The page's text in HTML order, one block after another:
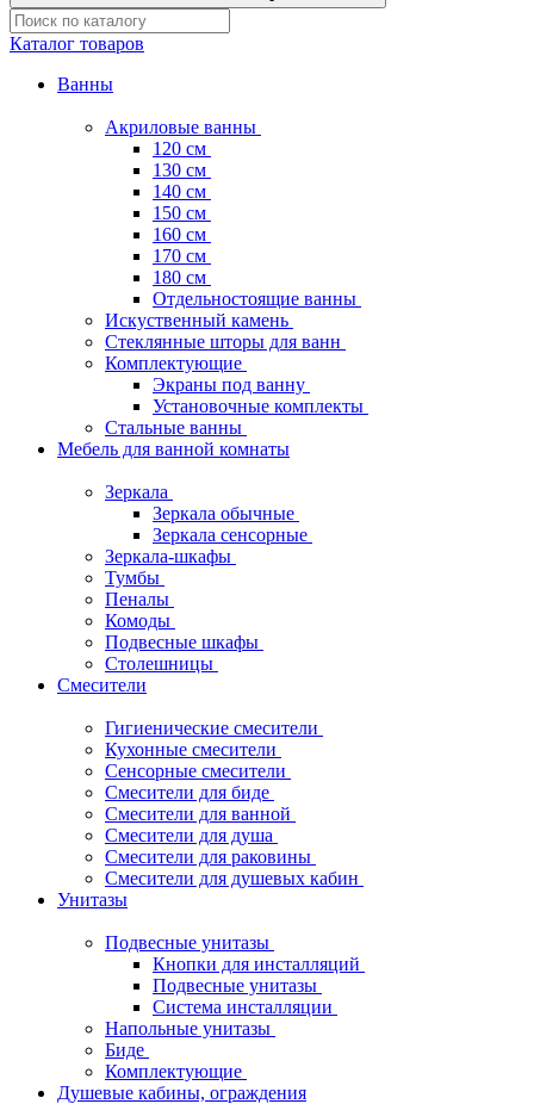
Каталог товаров
Ванны
Акриловые ванны
120 см
130 см
140 см
150 см
160 см
170 см
180 см
Отдельностоящие ванны
Искуственный камень
Стеклянные шторы для ванн
Комплектующие
Экраны под ванну
Установочные комплекты
Стальные ванны
Мебель для ванной комнаты
Зеркала
Зеркала обычные
Зеркала сенсорные
Зеркала-шкафы
Тумбы
Пеналы
Комоды
Подвесные шкафы
Столешницы
Смесители
Гигиенические смесители
Кухонные смесители
Сенсорные смесители
Смесители для биде
Смесители для ванной
Смесители для душа
Смесители для раковины
Смесители для душевых кабин
Унитазы
Подвесные унитазы
Кнопки для инсталляций
Подвесные унитазы
Система инсталляции
Напольные унитазы
Биде
Комплектующие
Душевые кабины, ограждения